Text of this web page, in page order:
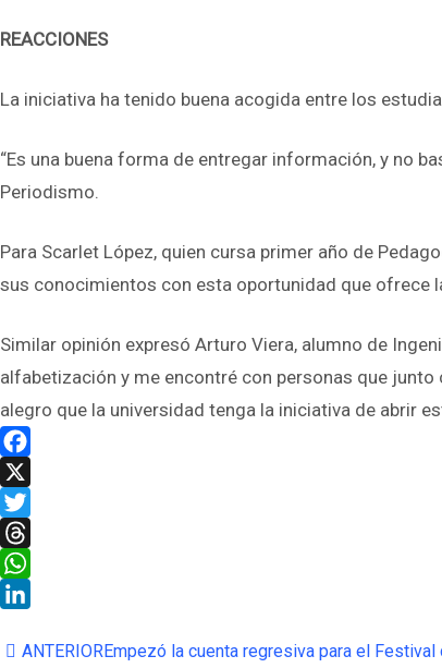
REACCIONES
La iniciativa ha tenido buena acogida entre los
“Es una buena forma de entregar información, y no
Periodismo.
Para Scarlet López, quien cursa primer año de
sus conocimientos con esta oportunidad que ofrece
Similar opinión expresó Arturo Viera, alumno de
alfabetización y me encontré con personas que
alegro que la universidad tenga la iniciativa de abrir
Facebook
X
Twitter
Threads
WhatsApp
ANTERIOREmpezó la cuenta regresiva para el